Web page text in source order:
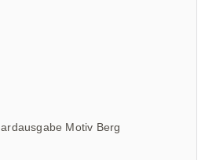
Motiv Berg